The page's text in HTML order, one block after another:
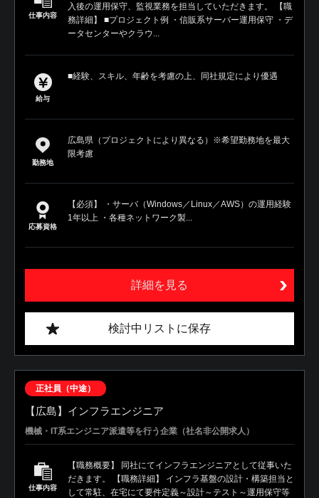
仕事内容
入後の運用保守、監視業務を担当していただきます。 【職
務詳細】 ■プロジェクト例 ・信販系サーバー運用保守 ・デ
ータセンターやクラウ...
給与
■経験、スキル、年齢を考慮の上、同社規定により優遇
勤務地
広島県（プロジェクトにより異なる）※希望勤務地を最大
限考慮
応募資格
【必須】 ・サーバ（Windows／Linux／AWS）の運用経験
1年以上 ・各種ネットワーク製...
詳細を見る
検討中リストに保存
正社員（中途）
【広島】インフラエンジニア
機械・IT系エンジニア派遣等を行う企業（社名非公開求人）
仕事内容
【職務概要】 同社にてインフラエンジニアとして従事いた
だきます。 【職務詳細】 インフラ基盤の設計・構築担当と
して常駐、在宅にて要件定義～設計～テスト～運用保守等